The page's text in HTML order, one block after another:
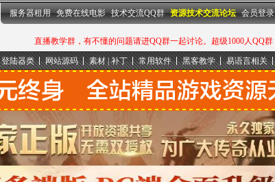
直播教学群，有不懂的问题请进QQ群一起讨论。超级1000人QQ群
服务器租用 免费在线电影 技术交流QQ群 资源技术交流论坛 会员登录
登陆器类 网站源码 素材 | 补丁 常用软件 黑客教学 易语言相关